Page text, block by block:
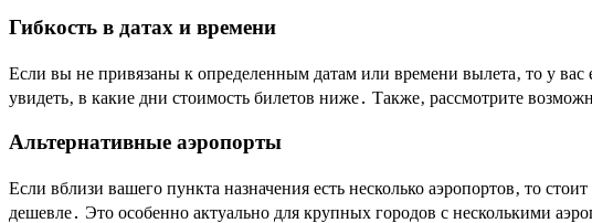
Гибкость в датах и времени
Если вы не привязаны к определенным датам или времени вылета‚ то у
увидеть‚ в какие дни стоимость билетов ниже․ Также‚ рассмотрите
Альтернативные аэропорты
Если вблизи вашего пункта назначения есть несколько аэропортов‚ то
дешевле․ Это особенно актуально для крупных городов с несколькими